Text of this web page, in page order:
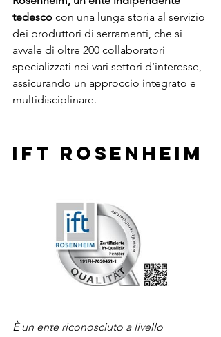
tedesco con una lunga storia al servizio
dei produttori di serramenti, che si
avvale di oltre 200 collaboratori
specializzati nei vari settori d’interesse,
assicurando un approccio integrato e
multidisciplinare.
Ift ROSENHEIM
È un ente riconosciuto a livello